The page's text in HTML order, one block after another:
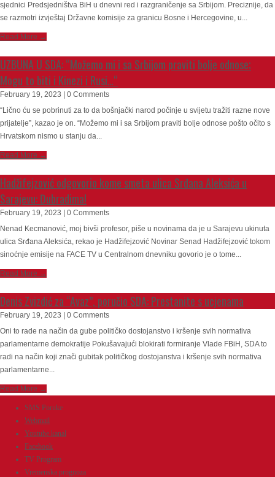
sjednici Predsjedništva BiH u dnevni red i razgraničenje sa Srbijom. Preciznije, da
se razmotri izvještaj Državne komisije za granicu Bosne i Hercegovine, u...
Read More →
UZBUNA U SDA: “Možemo mi i sa Srbijom praviti bolje odnose;
Mogu to biti i Kinezi i Rusi…“
February 19, 2023 | 0 Comments
“Lično ću se pobrinuti za to da bošnjački narod počinje u svijetu tražiti razne nove
prijatelje”, kazao je on. “Možemo mi i sa Srbijom praviti bolje odnose pošto očito s
Hrvatskom nismo u stanju da...
Read More →
Hadžifejzović odgovorio kome smeta ulica Srđana Aleksića u
Sarajevu: Đubradima!
February 19, 2023 | 0 Comments
Nenad Kecmanović, moj bivši profesor, piše u novinama da je u Sarajevu ukinuta
ulica Srđana Aleksića, rekao je Hadžifejzović Novinar Senad Hadžifejzović tokom
sinoćnje emisije na FACE TV u Centralnom dnevniku govorio je o tome...
Read More →
Denis Zvizdić za “Avaz”, poručio SDA: Prestanite s ucjenama
February 19, 2023 | 0 Comments
Oni to rade na način da gube političko dostojanstvo i kršenje svih normativa
parlamentarne demokratije Pokušavajući blokirati formiranje Vlade FBiH, SDA to
radi na način koji znači gubitak političkog dostojanstva i kršenje svih normativa
parlamentarne...
Read More →
SMS Poruke
Webmail
Youtube kanal
Facebook
TV Program
Vremenska prognoza